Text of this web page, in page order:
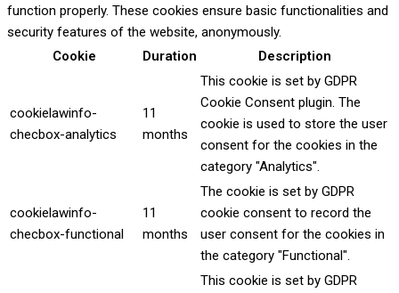
function properly. These cookies ensure basic functionalities and
security features of the website, anonymously.
Cookie
Duration Description
cookielawinfo-
checbox-analytics
11
months
This cookie is set by GDPR
Cookie Consent plugin. The
cookie is used to store the user
consent for the cookies in the
category "Analytics".
cookielawinfo-
checbox-functional
11
months
The cookie is set by GDPR
cookie consent to record the
user consent for the cookies in
the category "Functional".
This cookie is set by GDPR